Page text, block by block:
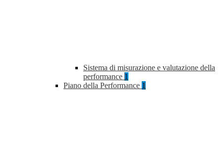
Sistema di misurazione e valutazione della
performance 1
Piano della Performance 1